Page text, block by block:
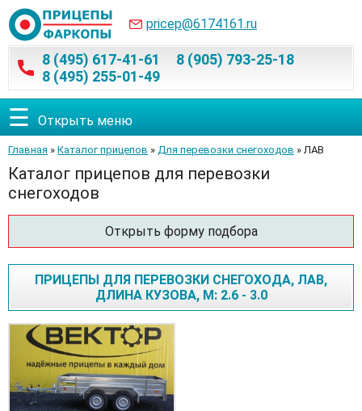
pricep@6174161.ru
8 (495) 617-41-61
8 (905) 793-25-18
8 (495) 255-01-49
☰ Открыть меню
Главная » Каталог прицепов » Для перевозки снегоходов » ЛАВ
Каталог прицепов для перевозки
снегоходов
Открыть форму подбора
ПРИЦЕПЫ ДЛЯ ПЕРЕВОЗКИ СНЕГОХОДА, ЛАВ,
ДЛИНА КУЗОВА, М: 2.6 - 3.0